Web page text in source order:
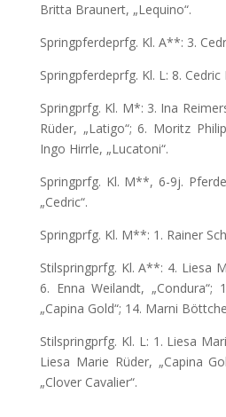
Britta Braunert, „Lequino“.
Springpferdeprfg. Kl. A**: 3.
Springpferdeprfg. Kl. L: 8. Cedric
Springprfg. Kl. M*: 3. Ina
Rüder, „Latigo“; 6. Moritz
Ingo Hirrle, „Lucatoni“.
Springprfg. Kl. M**, 6-9j.
„Cedric“.
Springprfg. Kl. M**: 1. Rainer
Stilspringprfg. Kl. A**: 4. Liesa
6. Enna Weilandt, „Condura“;
„Capina Gold“; 14. Marni
Stilspringprfg. Kl. L: 1. Liesa
Liesa Marie Rüder, „Capina
„Clover Cavalier“.